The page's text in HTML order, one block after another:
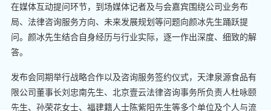
在媒体互动提问环节，到场媒体记者及与会嘉宾围绕公司业务布
局、法律咨询服务方向、未来发展规划等问题向颜冰先生踊跃提
问。颜冰先生结合自身经历与行业实际，逐一作出深度、细致的解
答。
发布会同期举行战略合作以及咨询服务签约仪式，天津泉源食品有
限公司董事长刘忠南先生、北京壹云法律咨询事务所负责人杜咏颐
先生、孙荣花女士、福建籍人士陈紫阳先生等多个单位及个人与流